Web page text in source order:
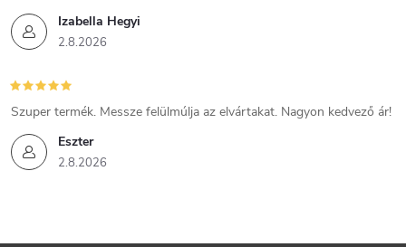
Izabella Hegyi
2.8.2026
Eszter
2.8.2026
Szuper termék. Messze felülmúlja az elvártakat. Nagyon kedvező ár!